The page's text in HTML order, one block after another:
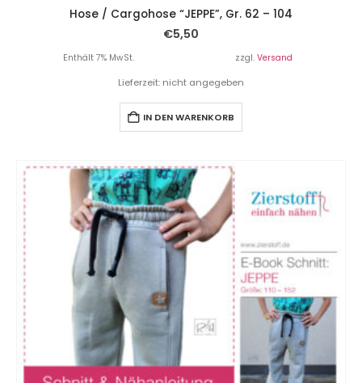
Hose / Cargohose “JEPPE”, Gr. 62 – 104
€5,50
Enthält 7% MwSt. zzgl. Versand
Lieferzeit: nicht angegeben
IN DEN WARENKORB